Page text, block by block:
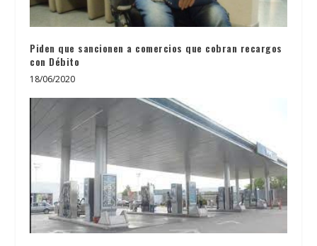
Piden que sancionen a comercios que cobran recargos
con Débito
18/06/2020